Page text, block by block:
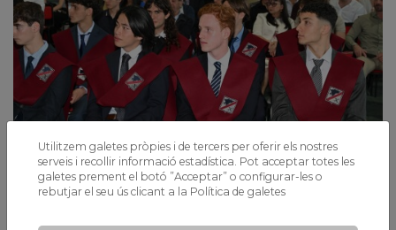
Utilitzem galetes pròpies i de tercers per oferir els nostres
serveis i recollir informació estadística. Pot acceptar totes les
galetes prement el botó ”Acceptar” o configurar-les o
rebutjar el seu ús clicant a la Política de galetes